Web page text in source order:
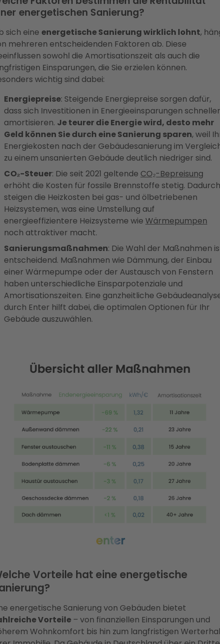
energetischen Sanierung?
sich eine energetische Sanierung wirklich lohnt,
mehreren entscheidenden Faktoren ab. Diese
sowohl die Amortisationszeit als auch die
Einsparungen, die Sie erzielen können.
wichtig sind dabei:
Energiepreise: Steigende Energiepreise sorgen dafür,
dass sich Investitionen in Energieeinsparungen schneller
amortisieren. Je teurer die Energie wird, desto mehr
Geld können Sie durch eine Sanierung sparen, weil
Energiekosten nach der Gebäudesanierung im
zu einem unsanierten Gebäude deutlich niedriger sind.
CO₂-Steuer: Die seit 2021 geltende CO₂-Bepreisung
erhöht die Kosten für fossile Brennstoffe stetig. Dadurch
steigen die Heizkosten bei gas- und ölbetriebenen
Heizsystemen, was eine Umstellung auf
energieeffizientere Heizsysteme wie Wärmepumpen
noch attraktiver macht.
Sanierungsmaßnahmen: Die Wahl der Maßnahmen
entscheidend. Maßnahmen wie Dämmung, der Einbau
einer Wärmepumpe oder der Austausch von Fenstern
haben unterschiedliche Einsparpotenziale und
Amortisationszeiten. Eine ganzheitliche
durch Enter hilft dabei, die optimalen Optionen für Ihr
Gebäude auszuwählen.
Vorteile hat eine energetische
energetische Sanierung von Gebäuden bietet
Vorteile – von finanziellen Einsparungen und
Wohnkomfort bis hin zum langfristigen